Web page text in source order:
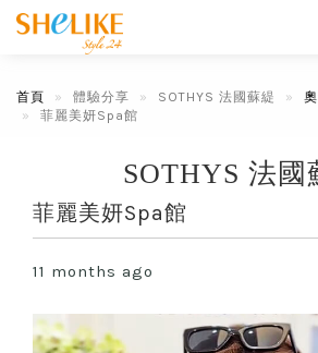
首頁 體驗分享 SOTHYS 法國蘇緹
菲麗美妍Spa館
SOTHYS 法國
菲麗美妍Spa館
11 months ago